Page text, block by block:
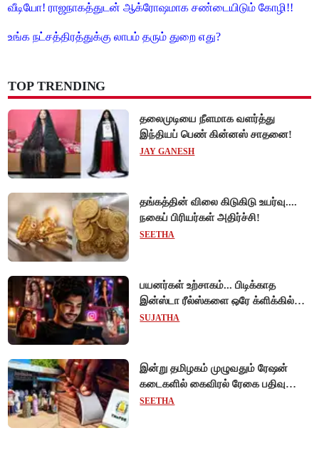
வீடியோ! ராஜநாகத்துடன் ஆக்ரோஷமாக சண்டையிடும் கோழி!!
உங்க நட்சத்திரத்துக்கு லாபம் தரும் துறை எது?
TOP TRENDING
தலைமுடியை நீளமாக வளர்த்து
இந்தியப் பெண் கின்னஸ் சாதனை!
JAY GANESH
தங்கத்தின் விலை கிடுகிடு உயர்வு....
நகைப் பிரியர்கள் அதிர்ச்சி!
SEETHA
பயனர்கள் உற்சாகம்... பிடிக்காத
இன்ஸ்டா ரீல்ஸ்களை ஒரே க்ளிக்கில்
மாற்றியமைக்கலாம்!
SUJATHA
இன்று தமிழகம் முழுவதும் ரேஷன்
கடைகளில் கைவிரல் ரேகை பதிவு
சிறப்பு முகாம்!
SEETHA